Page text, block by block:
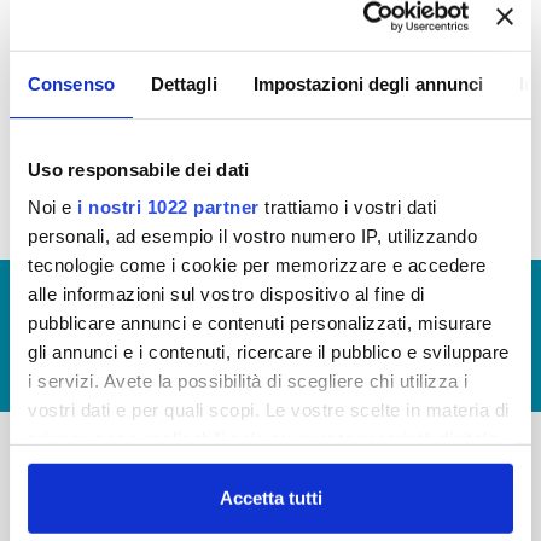
Consenso Dettagli Impostazioni degli annunci
Uso responsabile dei dati
Noi e i nostri 1022 partner trattiamo i vostri dati
personali, ad esempio il vostro numero IP, utilizzando
tecnologie come i cookie per memorizzare e accedere
alle informazioni sul vostro dispositivo al fine di
pubblicare annunci e contenuti personalizzati, misurare
gli annunci e i contenuti, ricercare il pubblico e sviluppare
i servizi. Avete la possibilità di scegliere chi utilizza i
vostri dati e per quali scopi. Le vostre scelte in materia di
in cui avete effettuato le vostre scelte. È possibile
modificare o revocare il proprio consenso in qualsiasi
momento dalla Dichiarazione sui cookie o facendo clic
Accetta tutti
In questa sezione puoi trovare il programma degli
interventi di Publiacqua 2016 - 2021 (visualizza
© Copyright 2017 - 2026
GLOSSARIO
GIUDICA IL SERVIZIO
LAVORA CON NOI
Publiacqua S.p.A
-
FAQ